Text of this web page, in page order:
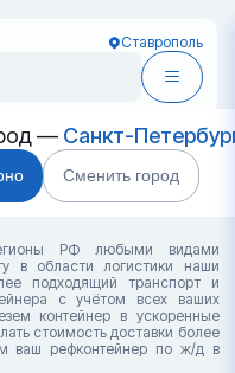
Ставрополь
— Санкт-
Сменить город
РФ любыми видами
в области логистики наши
подходящий транспорт и
с учётом всех ваших
контейнер в ускоренные
стоимость доставки более
ваш рефконтейнер по ж/д в